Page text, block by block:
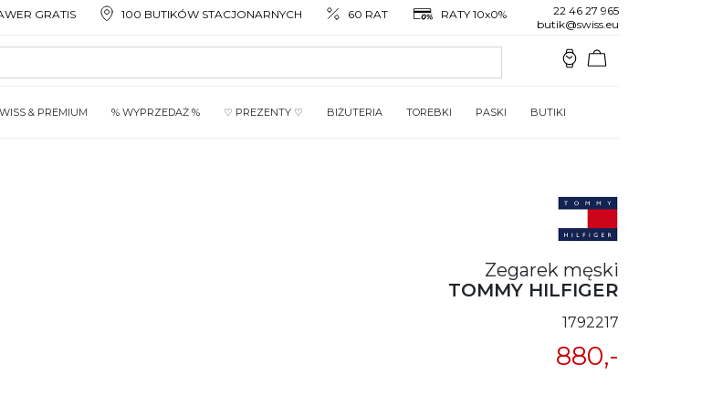
GRATIS 100 BUTIKÓW STACJONARNYCH 60 RAT RATY 10x0%
22 46 27 965
butik@swiss.eu
& PREMIUM % WYPRZEDAŻ % ♡ PREZENTY ♡ BIŻUTERIA TOREBKI PASKI BUTIKI
Zegarek męski
TOMMY HILFIGER
1792217
880,-